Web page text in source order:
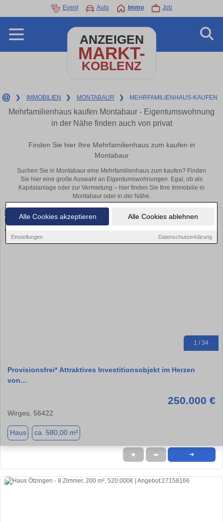
Alle Cookies akzeptieren Alle Cookies ablehnen
Einstellungen Datenschutzerklärung
Event Auto Immo Job
ANZEIGEN
MARKT-
KOBLENZ
❯ IMMOBILIEN ❯ MONTABAUR ❯ MEHRFAMILIENHAUS-KAUFEN
Mehrfamilienhaus kaufen Montabaur - Eigentumswohnung
in der Nähe finden auch von privat
Finden Sie hier Ihre Mehrfamilienhaus zum kaufen in
Montabaur
Suchen Sie in Montabaur eine Mehrfamilienhaus zum kaufen? Finden
Sie hier eine große Auswahl an Eigentumswohnungen. Egal, ob als
Kapitalanlage oder zur Vermietung – hier finden Sie Ihre Immobilie in
Montabaur oder in der Nähe.
1 / 34
Provisionsfrei* Attraktives Investitionsobjekt im Herzen
von…
250.000 €
Wirges, 56422
Haus ca. 580,00 m²
★ ➦ ➜